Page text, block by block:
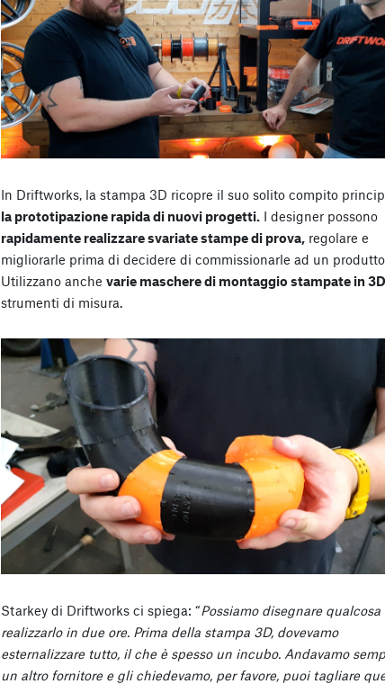
In Driftworks, la stampa 3D ricopre il suo solito compito
la prototipazione rapida di nuovi progetti. I designer possono
rapidamente realizzare svariate stampe di prova, regolare e
migliorarle prima di decidere di commissionarle ad un
Utilizzano anche varie maschere di montaggio stampate in 3D
strumenti di misura.
Starkey di Driftworks ci spiega: “Possiamo disegnare qualcosa
realizzarlo in due ore. Prima della stampa 3D, dovevamo
esternalizzare tutto, il che è spesso un incubo. Andavamo
un altro fornitore e gli chiedevamo, per favore, puoi tagliare